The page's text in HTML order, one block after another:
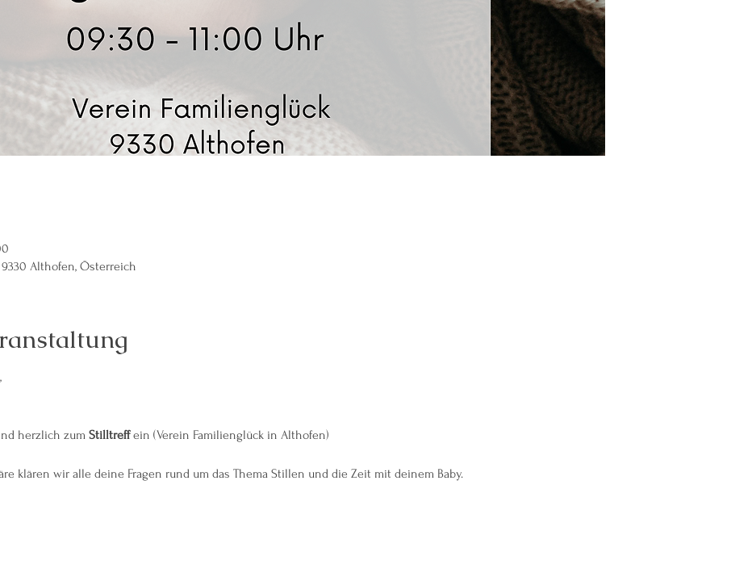
Althofen, Österreich
herzlich zum Stilltreff ein (Verein Familienglück in Althofen)
klären wir alle deine Fragen rund um das Thema Stillen und die Zeit mit deinem Baby.